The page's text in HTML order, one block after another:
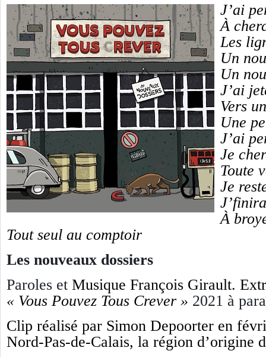
J’ai
À
Les
Un
Un
J’ai
Vers
Une
J’ai
Je
Toute
Je
À
Tout seul au comptoir
Les nouveaux dossiers
Paroles et Musique François Girault.
« Vous Pouvez Tous Crever » 2021 à
Clip réalisé par Simon Depoorter en
Nord-Pas-de-Calais, la région d’origine